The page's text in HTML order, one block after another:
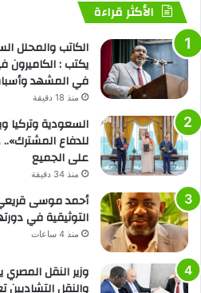
الأكثر قراءة
الكاتب والمحلل
يكتب : الكاميرون
في المشهد
منذ 18 دقيقة
السعودية وتركيا
للدفاع
على الجميع
منذ 34 دقيقة
أحمد موسى قريعي
التوثيقية في
منذ 4 ساعات
وزير النقل المصري